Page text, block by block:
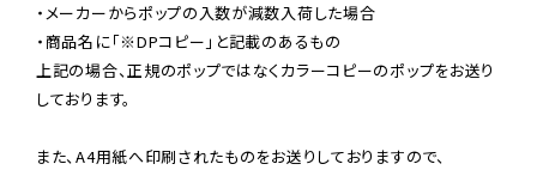
・メーカーからポップの入数が減数入荷した場合
・商品名に「※DPコピー」と記載のあるもの
上記の場合、正規のポップではなくカラーコピーのポップをお送り
しております。
また、A4用紙へ印刷されたものをお送りしておりますので、